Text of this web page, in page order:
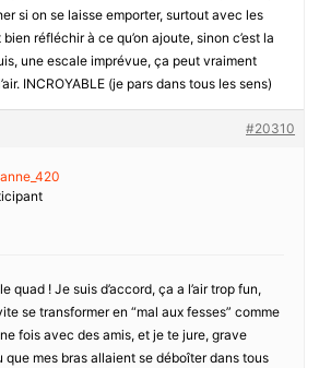
si on se laisse emporter, surtout avec les
réfléchir à ce qu’on ajoute, sinon c’est la
une escale imprévue, ça peut vraiment
INCROYABLE (je pars dans tous les sens)
#20310
quad ! Je suis d’accord, ça a l’air trop fun,
se transformer en “mal aux fesses” comme
fois avec des amis, et je te jure, grave
que mes bras allaient se déboîter dans tous